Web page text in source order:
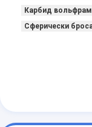
Карбид
Сферически